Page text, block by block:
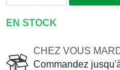
EN STOCK
CHEZ VOUS
Commandez